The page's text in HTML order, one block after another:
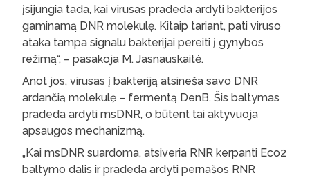
įsijungia tada, kai virusas pradeda ardyti bakterijos
gaminamą DNR molekulę. Kitaip tariant, pati viruso
ataka tampa signalu bakterijai pereiti į gynybos
režimą“, – pasakoja M. Jasnauskaitė.
Anot jos, virusas į bakteriją atsineša savo DNR
ardančią molekulę – fermentą DenB. Šis baltymas
pradeda ardyti msDNR, o būtent tai aktyvuoja
apsaugos mechanizmą.
„Kai msDNR suardoma, atsiveria RNR kerpanti Eco2
baltymo dalis ir pradeda ardyti pernašos RNR